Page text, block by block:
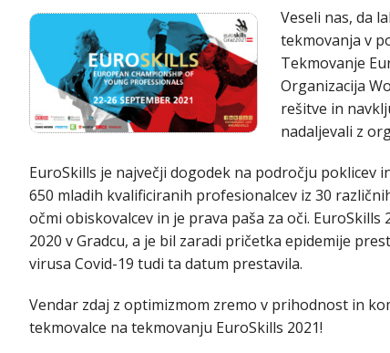
Veseli nas, da
tekmovanja v
Tekmovanje
Organizacija
rešitve in
nadaljevali z
EuroSkills je največji dogodek na področju poklicev
650 mladih kvalificiranih profesionalcev iz 30
očmi obiskovalcev in je prava paša za oči.
2020 v Gradcu, a je bil zaradi pričetka epidemije
virusa Covid-19 tudi ta datum prestavila.
Vendar zdaj z optimizmom zremo v prihodnost in
tekmovalce na tekmovanju EuroSkills 2021!